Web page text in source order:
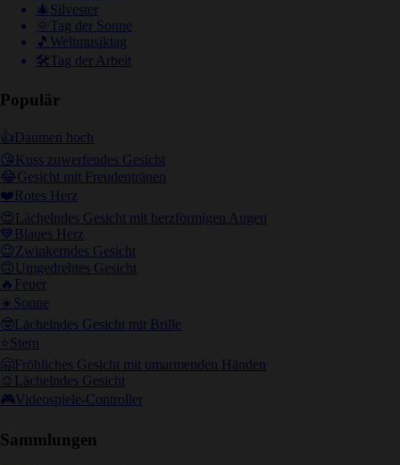
🎄Silvester
🌞 Tag der Sonne
🎵 Weltmusiktag
🛠 Tag der Arbeit
Populär
👍Daumen hoch
😘 Kuss zuwerfendes Gesicht
😂Gesicht mit Freudentränen
❤️Rotes Herz
😍 Lächelndes Gesicht mit herzförmigen Augen
💙 Blaues Herz
😉Zwinkerndes Gesicht
🙃 Umgedrehtes Gesicht
🔥 Feuer
☀️ Sonne
🤓Lächelndes Gesicht mit Brille
⭐Stern
🤗Fröhliches Gesicht mit umarmenden Händen
☺️ Lächelndes Gesicht
🎮Videospiele-Controller
Sammlungen